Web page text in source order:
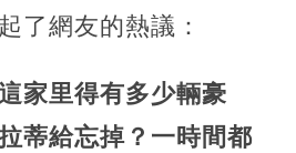
了網友的熱議：
家里得有多少輛豪
蒂給忘掉？一時間都